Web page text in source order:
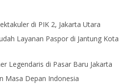
di PIK 2, Jakarta Utara
Layanan Paspor di Jantung Kota
Legendaris di Pasar Baru Jakarta
Masa Depan Indonesia